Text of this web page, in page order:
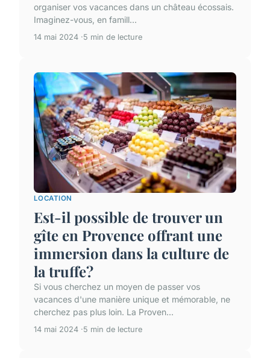
organiser vos vacances dans un château écossais.
Imaginez-vous, en famill...
14 mai 2024 5 min de lecture
LOCATION
Est-il possible de trouver un
gîte en Provence offrant une
immersion dans la culture de
la truffe?
Si vous cherchez un moyen de passer vos
vacances d'une manière unique et mémorable, ne
cherchez pas plus loin. La Proven...
14 mai 2024 5 min de lecture